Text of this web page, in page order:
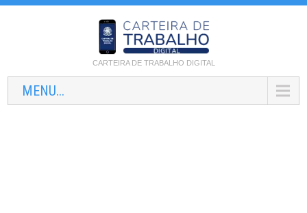
CARTEIRA DE TRABALHO DIGITAL
MENU...